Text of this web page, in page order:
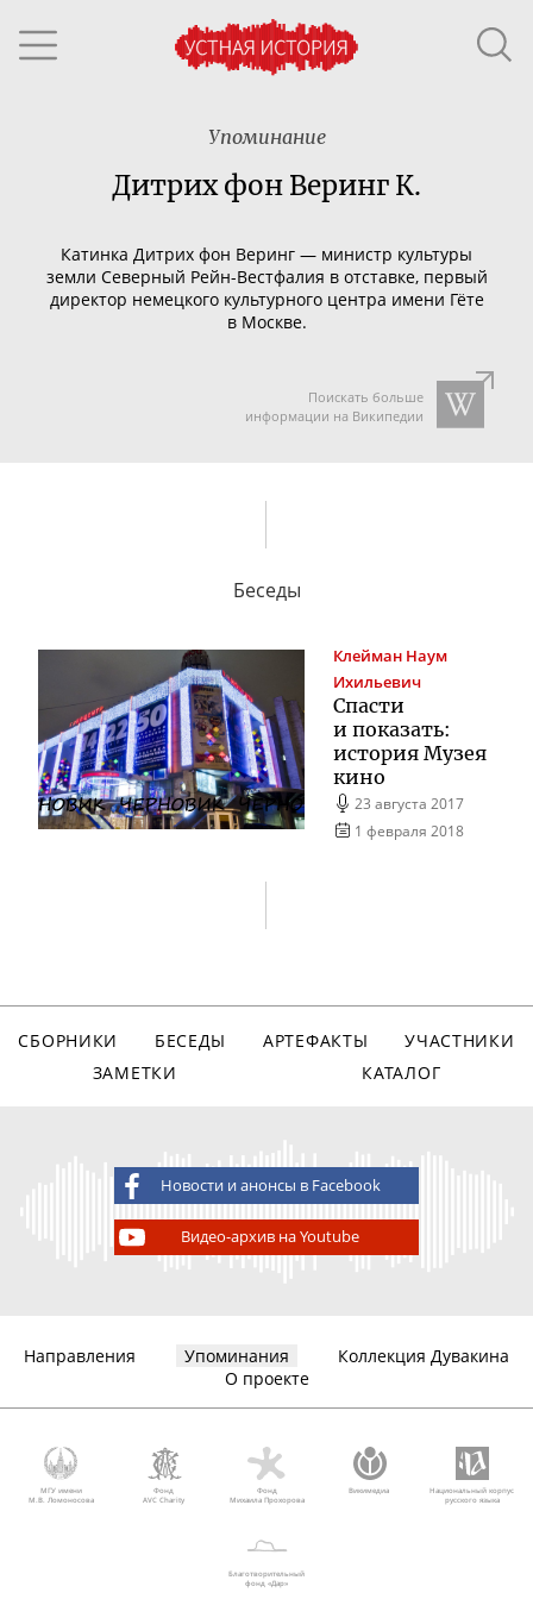
Упоминание
Дитрих фон Веринг К.
Катинка Дитрих фон Веринг — министр культуры
земли Северный Рейн-Вестфалия в отставке, первый
директор немецкого культурного центра имени Гёте
в Москве.
Поискать больше
информации на Википедии
Беседы
Клейман Наум
Ихильевич
Спасти
и показать:
история Музея
кино
23 августа 2017
1 февраля 2018
СБОРНИКИ БЕСЕДЫ АРТЕФАКТЫ
УЧАСТНИКИ
ЗАМЕТКИ
КАТАЛОГ
Новости и анонсы в Facebook
Видео-архив на Youtube
Направления Упоминания
Коллекция Дувакина
О проекте
МГУ имени
М.В. Ломоносова
Фонд
AVC Charity
Фонд
Михаила Прохорова
Викимедиа
Национальный корпус
русского языка
Благотворительный
фонд «Дар»